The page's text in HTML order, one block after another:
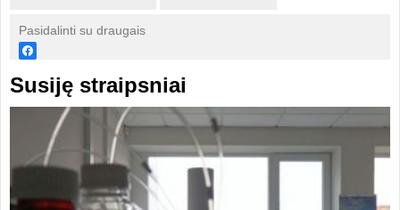
Pasidalinti su draugais
Susiję straipsniai